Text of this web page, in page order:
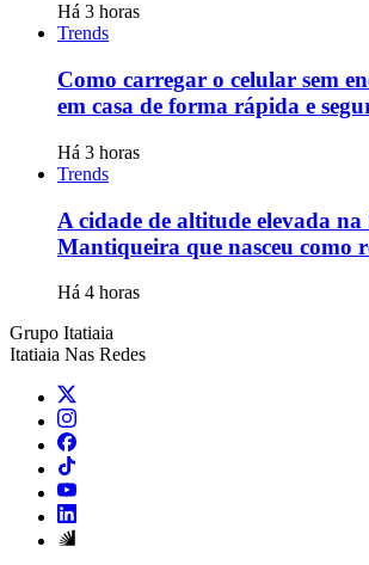
Há 3 horas
Trends
Como carregar o celular sem
em casa de forma rápida e
Há 3 horas
Trends
A cidade de altitude elevada na
Mantiqueira que nasceu como
Há 4 horas
Grupo Itatiaia
Itatiaia Nas Redes